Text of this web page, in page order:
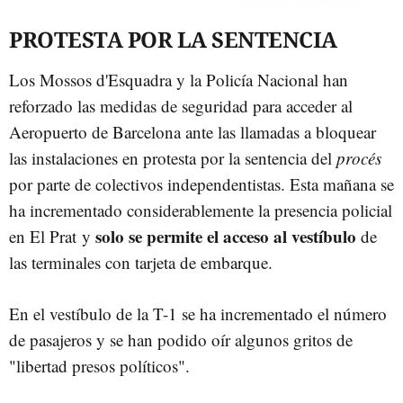
PROTESTA POR LA SENTENCIA
Los Mossos d'Esquadra y la Policía Nacional han
reforzado las medidas de seguridad para acceder al
Aeropuerto de Barcelona ante las llamadas a bloquear
las instalaciones en protesta por la sentencia del procés
por parte de colectivos independentistas. Esta mañana se
ha incrementado considerablemente la presencia policial
en El Prat y solo se permite el acceso al vestíbulo de
las terminales con tarjeta de embarque.
En el vestíbulo de la T-1 se ha incrementado el número
de pasajeros y se han podido oír algunos gritos de
"libertad presos políticos".